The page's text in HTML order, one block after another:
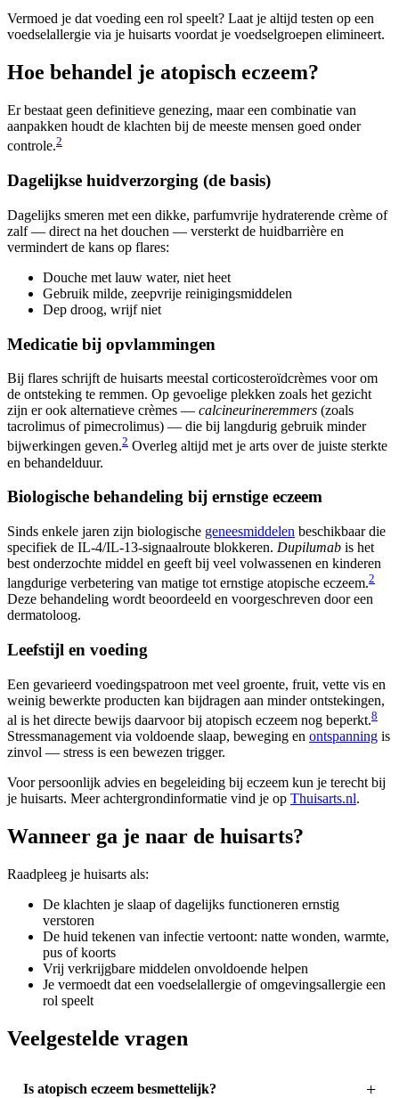
Vermoed je dat voeding een rol speelt? Laat je altijd testen op een
voedselallergie via je huisarts voordat je voedselgroepen elimineert.
Hoe behandel je atopisch eczeem?
Er bestaat geen definitieve genezing, maar een combinatie van
aanpakken houdt de klachten bij de meeste mensen goed onder
controle.2
Dagelijkse huidverzorging (de basis)
Dagelijks smeren met een dikke, parfumvrije hydraterende crème of
zalf — direct na het douchen — versterkt de huidbarrière en
vermindert de kans op flares:
Douche met lauw water, niet heet
Gebruik milde, zeepvrije reinigingsmiddelen
Dep droog, wrijf niet
Medicatie bij opvlammingen
Bij flares schrijft de huisarts meestal corticosteroïdcrèmes voor om
de ontsteking te remmen. Op gevoelige plekken zoals het gezicht
zijn er ook alternatieve crèmes — calcineurineremmers (zoals
tacrolimus of pimecrolimus) — die bij langdurig gebruik minder
bijwerkingen geven.2 Overleg altijd met je arts over de juiste sterkte
en behandelduur.
Biologische behandeling bij ernstige eczeem
Sinds enkele jaren zijn biologische geneesmiddelen beschikbaar die
specifiek de IL-4/IL-13-signaalroute blokkeren. Dupilumab is het
best onderzochte middel en geeft bij veel volwassenen en kinderen
langdurige verbetering van matige tot ernstige atopische eczeem.2
Deze behandeling wordt beoordeeld en voorgeschreven door een
dermatoloog.
Leefstijl en voeding
Een gevarieerd voedingspatroon met veel groente, fruit, vette vis en
weinig bewerkte producten kan bijdragen aan minder ontstekingen,
al is het directe bewijs daarvoor bij atopisch eczeem nog beperkt.8
Stressmanagement via voldoende slaap, beweging en ontspanning is
zinvol — stress is een bewezen trigger.
Voor persoonlijk advies en begeleiding bij eczeem kun je terecht bij
je huisarts. Meer achtergrondinformatie vind je op Thuisarts.nl.
Wanneer ga je naar de huisarts?
Raadpleeg je huisarts als:
De klachten je slaap of dagelijks functioneren ernstig
verstoren
De huid tekenen van infectie vertoont: natte wonden, warmte,
pus of koorts
Vrij verkrijgbare middelen onvoldoende helpen
Je vermoedt dat een voedselallergie of omgevingsallergie een
rol speelt
Veelgestelde vragen
Is atopisch eczeem besmettelijk?